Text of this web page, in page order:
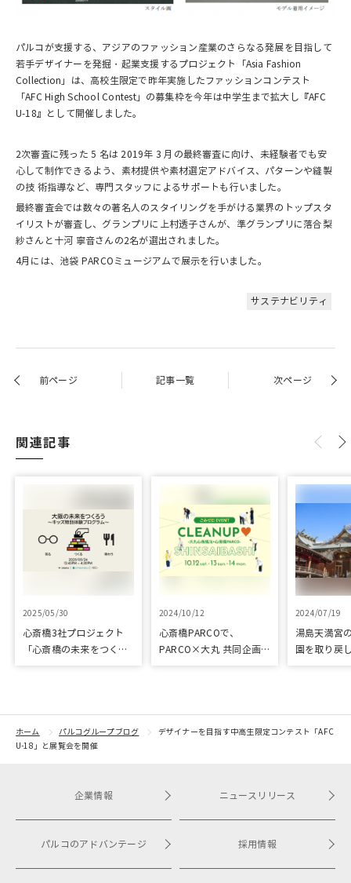
パルコが支援する、アジアのファッション産業のさらなる発展を目指して
若手デザイナーを発掘・起業支援するプロジェクト「Asia Fashion
Collection」は、高校生限定で昨年実施したファッションコンテスト
「AFC High School Contest」の募集枠を今年は中学生まで拡大し『AFC
U-18』として開催しました。
2次審査に残った 5 名は 2019年 3 月の最終審査に向け、未経験者でも安
心して制作できるよう、素材提供や素材選定アドバイス、パターンや縫製
の技 術指導など、専門スタッフによるサポートも行いました。
最終審査会では数々の著名人のスタイリングを手がける業界のトップスタ
イリストが審査し、グランプリに上村透子さんが、準グランプリに落合梨
紗さんと十河 寧音さんの2名が選出されました。
4月には、池袋 PARCOミュージアムで展示を行いました。
サステナビリティ
前ページ 記事一覧 次ページ
関連記事
2025/05/30
心斎橋3社プロジェクト
「心斎橋の未来をつくろ
2024/10/12
心斎橋PARCOで、
PARCO×大丸 共同企画
開催！
2024/07/19
湯島天満宮
園を取り戻
ホーム パルコグループブログ
デザイナーを目指す中高生限定コンテスト「AFC
U-18」と展覧会を開催
企業情報
パルコのアドバンテージ
ニュースリリース
採用情報